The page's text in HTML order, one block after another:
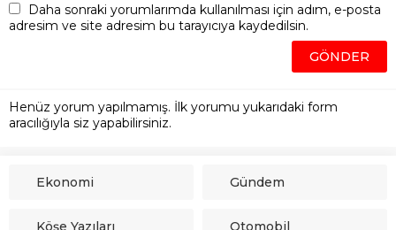
Daha sonraki yorumlarımda kullanılması için adım, e-posta
adresim ve site adresim bu tarayıcıya kaydedilsin.
Henüz yorum yapılmamış. İlk yorumu yukarıdaki form
aracılığıyla siz yapabilirsiniz.
Ekonomi Gündem
Köşe Yazıları Otomobil